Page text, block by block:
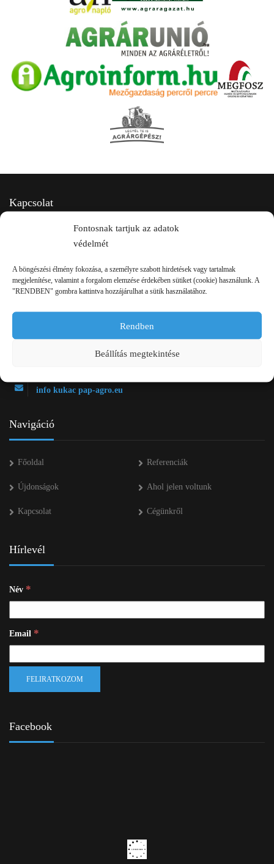
Fontosnak tartjuk az adatok
védelmét
A böngészési élmény fokozása, a személyre szabott hirdetések vagy tartalmak
megjelenítése, valamint a forgalom elemzése érdekében sütiket (cookie) használunk. A
"RENDBEN" gombra kattintva hozzájárulhat a sütik használatához.
Rendben
Beállítás megtekintése
Kapcsolat
+36 20 334 43 28
info kukac pap-agro.eu
Navigáció
Főoldal Referenciák
Újdonságok Ahol jelen voltunk
Kapcsolat Cégünkről
Hírlevél
Név *
Email *
Facebook